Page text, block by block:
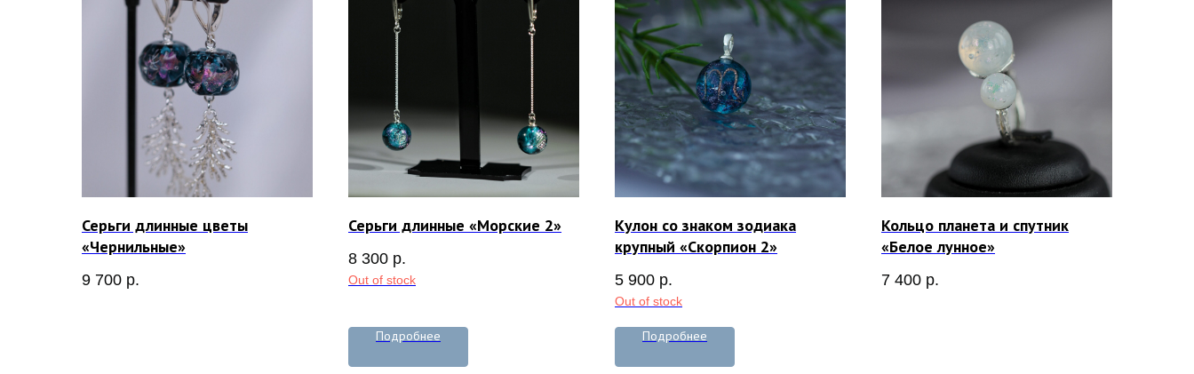
Серьги длинные цветы
«Чернильные»
9 700 р.
Серьги длинные «Морские 2»
8 300 р.
Out of stock
Подробнее
Кулон со знаком зодиака
крупный «Скорпион 2»
5 900 р.
Out of stock
Подробнее
Кольцо планета и спутник
«Белое лунное»
7 400 р.